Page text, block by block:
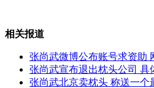
实拍小贝携子就餐 女侍者集
相关报道
张尚武微博公布账号求资助
张尚武宣布退出枕头公司 具
张尚武北京卖枕头 称送一个